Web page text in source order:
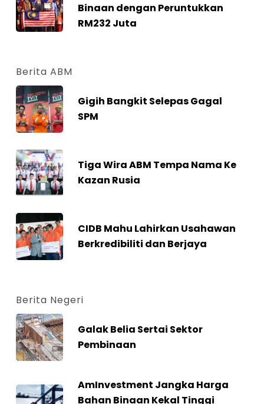
Binaan dengan Peruntukkan
RM232 Juta
Berita ABM
Gigih Bangkit Selepas Gagal
SPM
Tiga Wira ABM Tempa Nama Ke
Kazan Rusia
CIDB Mahu Lahirkan Usahawan
Berkredibiliti dan Berjaya
Berita Negeri
Galak Belia Sertai Sektor
Pembinaan
AmInvestment Jangka Harga
Bahan Binaan Kekal Tinggi